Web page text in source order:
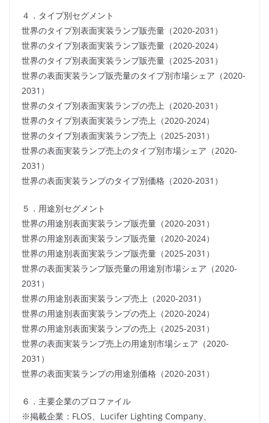
４．タイプ別セグメント
世界のタイプ別表面実装ランプ販売量（2020-2031）
世界のタイプ別表面実装ランプ販売量（2020-2024）
世界のタイプ別表面実装ランプ販売量（2025-2031）
世界の表面実装ランプ販売量のタイプ別市場シェア（2020-
2031）
世界のタイプ別表面実装ランプの売上（2020-2031）
世界のタイプ別表面実装ランプ売上（2020-2024）
世界のタイプ別表面実装ランプ売上（2025-2031）
世界の表面実装ランプ売上のタイプ別市場シェア（2020-
2031）
世界の表面実装ランプのタイプ別価格（2020-2031）
５．用途別セグメント
世界の用途別表面実装ランプ販売量（2020-2031）
世界の用途別表面実装ランプ販売量（2020-2024）
世界の用途別表面実装ランプ販売量（2025-2031）
世界の表面実装ランプ販売量の用途別市場シェア（2020-
2031）
世界の用途別表面実装ランプ売上（2020-2031）
世界の用途別表面実装ランプの売上（2020-2024）
世界の用途別表面実装ランプの売上（2025-2031）
世界の表面実装ランプ売上の用途別市場シェア（2020-
2031）
世界の表面実装ランプの用途別価格（2020-2031）
６．主要企業のプロファイル
※掲載企業：FLOS、Lucifer Lighting Company、